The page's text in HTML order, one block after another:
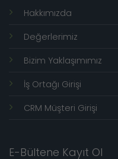
Hakkımızda
Değerlerimiz
Bizim Yaklaşımımız
İş Ortağı Girişi
CRM Müşteri Girişi
E-Bültene Kayıt Ol